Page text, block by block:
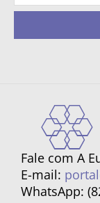
Fale com A
E-mail:
WhatsApp: